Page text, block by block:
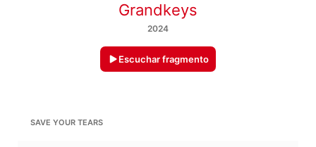
Grandkeys
2024
Escuchar fragmento
SAVE YOUR TEARS